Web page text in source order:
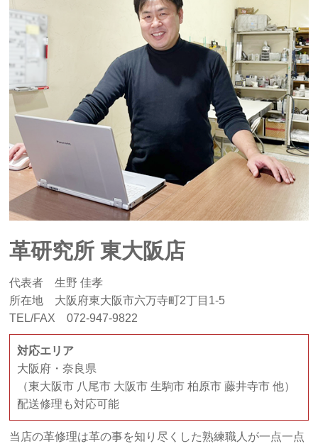
革研究所 東大阪店
代表者 生野 佳孝
所在地 大阪府東大阪市六万寺町2丁目1-5
TEL/FAX 072-947-9822
対応エリア
大阪府・奈良県
（東大阪市 八尾市 大阪市 生駒市 柏原市 藤井寺市 他）
配送修理も対応可能
当店の革修理は革の事を知り尽くした熟練職人が一点一点